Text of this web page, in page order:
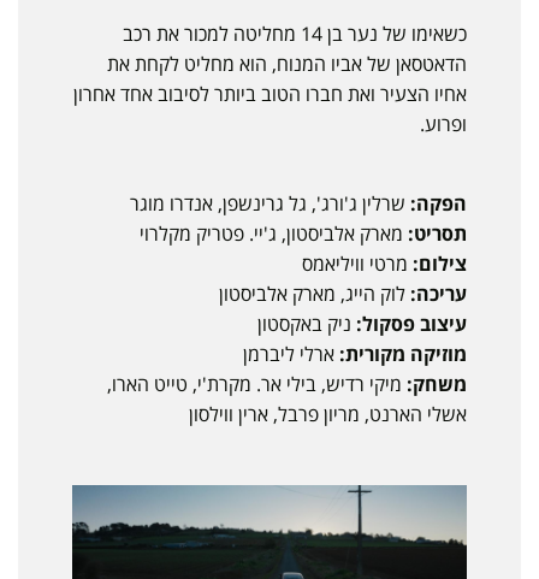
כשאימו של נער בן 14 מחליטה למכור את רכב
הדאטסאן של אביו המנוח, הוא מחליט לקחת את
אחיו הצעיר ואת חברו הטוב ביותר לסיבוב אחד אחרון
ופרוע.
הפקה: שרלין ג'ורג', גל גרינשפן, אנדרו מוגר
תסריט: מארק אלביסטון, ג'יי. פטריק מקלרוי
צילום: מרטי וויליאמס
עריכה: לוק הייג, מארק אלביסטון
עיצוב פסקול: ניק באקסטון
מוזיקה מקורית: ארלי ליברמן
משחק: מיקי רדיש, בילי אר. מקרת'י, טייט הארו,
אשלי הארנט, מריון פרבל, ארין ווילסון